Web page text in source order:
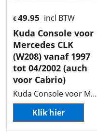
€49.95 incl BTW
Kuda Console voor
Mercedes CLK
(W208) vanaf 1997
tot 04/2002 (auch
voor Cabrio)
Kuda Console voor Mercedes CLK (W208) vanaf 1997 tot 04/2002 (auch voor Cabrio)
Klik hier